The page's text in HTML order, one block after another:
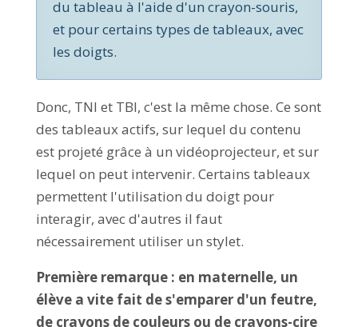
du tableau à l'aide d'un crayon-souris,
et pour certains types de tableaux, avec
les doigts.
Donc, TNI et TBI, c'est la même chose. Ce sont
des tableaux actifs, sur lequel du contenu
est projeté grâce à un vidéoprojecteur, et sur
lequel on peut intervenir. Certains tableaux
permettent l'utilisation du doigt pour
interagir, avec d'autres il faut
nécessairement utiliser un stylet.
Première remarque : en maternelle, un
élève a vite fait de s'emparer d'un feutre,
de crayons de couleurs ou de crayons-cire